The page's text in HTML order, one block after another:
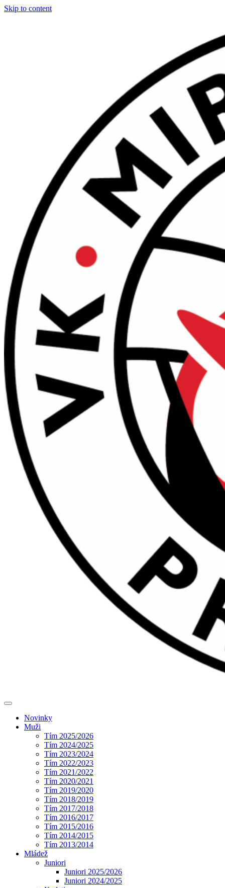
Skip to content
Novinky
Muži
Tím 2025/2026
Tím 2024/2025
Tím 2023/2024
Tím 2022/2023
Tím 2021/2022
Tím 2020/2021
Tím 2019/2020
Tím 2018/2019
Tím 2017/2018
Tím 2016/2017
Tím 2015/2016
Tím 2014/2015
Tím 2013/2014
Mládež
Juniori
Juniori 2025/2026
Juniori 2024/2025